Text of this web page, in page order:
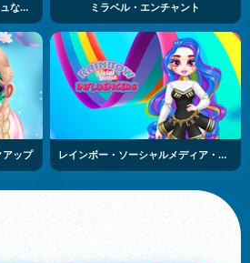
だいしんゆうのはるのフレッシュなファッション ミラベル・エンチャント
アップ レインボー・ソーシャルメディア・インフルエンサー